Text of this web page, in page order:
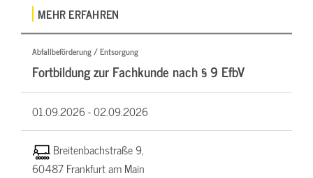
MEHR ERFAHREN
Abfallbeförderung / Entsorgung
Fortbildung zur Fachkunde nach § 9 EfbV
01.09.2026 -02.09.2026
Breitenbachstraße 9,
60487 Frankfurt am Main